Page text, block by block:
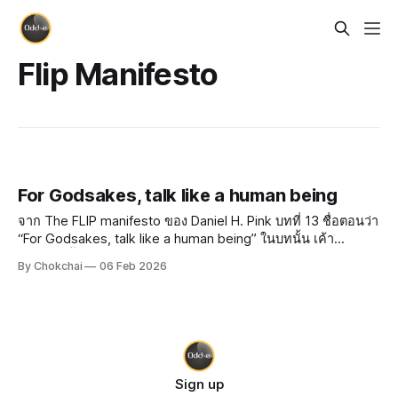
Flip Manifesto
For Godsakes, talk like a human being
จาก The FLIP manifesto ของ Daniel H. Pink บทที่ 13 ชื่อตอนว่า
“For Godsakes, talk like a human being” ในบทนั้น เค้า
professional (ดูดี) เข้าไป จนกระทั่งภาษามันไม่เป็นธรรมชาติ
By Chokchai 06 Feb 2026
Sign up